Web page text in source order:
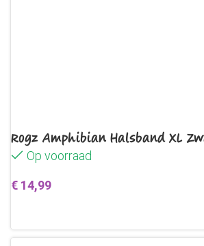
Rogz Amphibian Halsband XL
Op voorraad
€ 14,99